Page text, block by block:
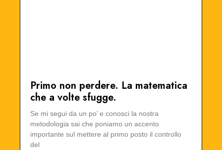
Primo non perdere. La matematica
che a volte sfugge.
Se mi segui da un po’ e conosci la nostra
metodologia sai che poniamo un accento
importante sul mettere al primo posto il controllo
del